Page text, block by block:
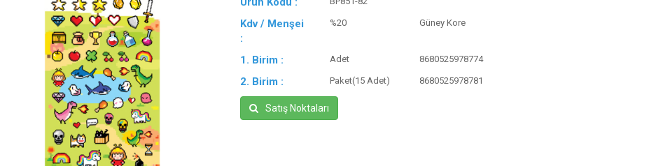
Kdv / Menşei
:
%20 Güney Kore
1. Birim : Adet 8680525978774
2. Birim : Paket(15 Adet) 8680525978781
Satış Noktaları